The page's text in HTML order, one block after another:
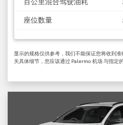
座位数量
显示的规格仅供参考，我们不能保证您将收到
关具体细节，您应该通过 Palermo 机场 与指定